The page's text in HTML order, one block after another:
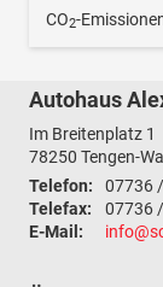
CO2-
Autohaus
Im Breitenplatz 1
78250 Tengen-
Telefon:
07736
Telefax:
07736
E-Mail: